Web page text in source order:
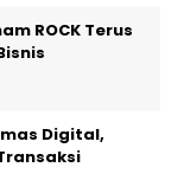
ROCK Terus
Digital,